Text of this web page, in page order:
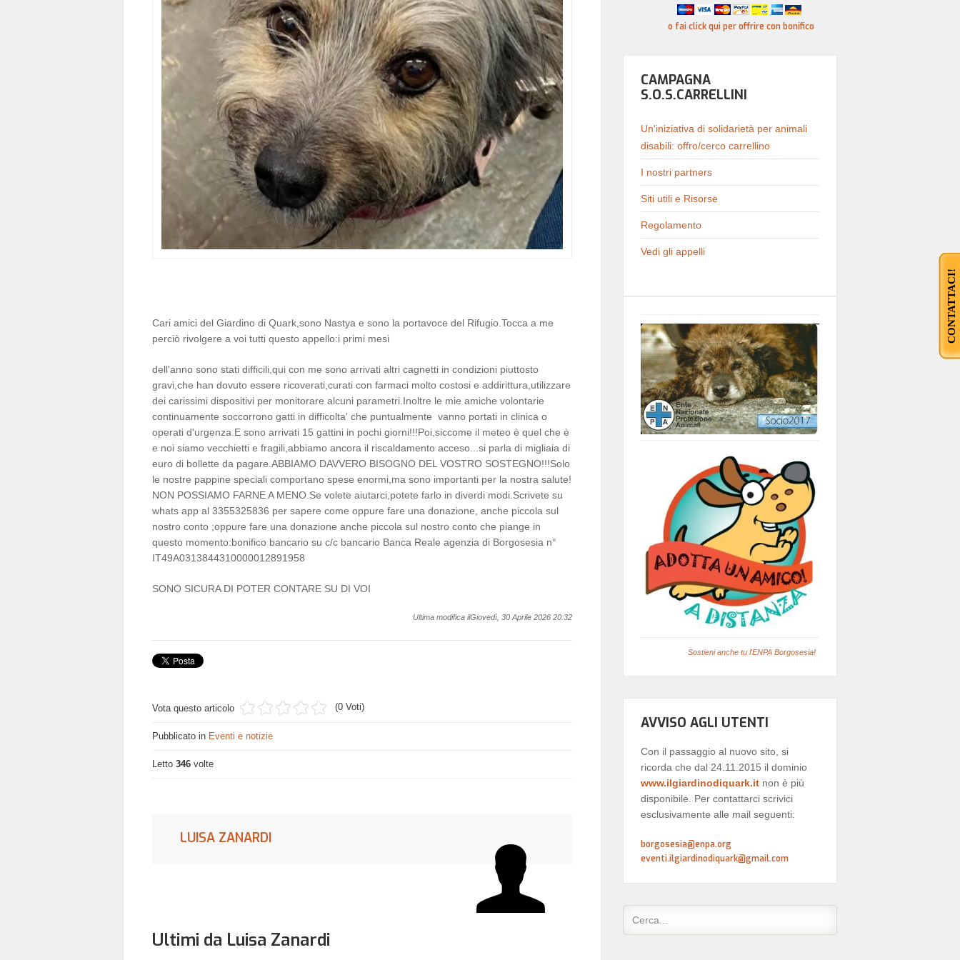
Cari amici del Giardino di Quark,sono Nastya e sono la portavoce del Rifugio.Tocca a me
perciò rivolgere a voi tutti questo appello:i primi mesi
dell'anno sono stati difficili,qui con me sono arrivati altri cagnetti in condizioni piuttosto
gravi,che han dovuto essere ricoverati,curati con farmaci molto costosi e addirittura,utilizzare
dei carissimi dispositivi per monitorare alcuni parametri.Inoltre le mie amiche volontarie
continuamente soccorrono gatti in difficolta' che puntualmente vanno portati in clinica o
operati d'urgenza.E sono arrivati 15 gattini in pochi giorni!!!Poi,siccome il meteo è quel che è
e noi siamo vecchietti e fragili,abbiamo ancora il riscaldamento acceso...si parla di migliaia di
euro di bollette da pagare.ABBIAMO DAVVERO BISOGNO DEL VOSTRO SOSTEGNO!!!Solo
le nostre pappine speciali comportano spese enormi,ma sono importanti per la nostra salute!
NON POSSIAMO FARNE A MENO.Se volete aiutarci,potete farlo in diverdi modi.Scrivete su
whats app al 3355325836 per sapere come oppure fare una donazione, anche piccola sul
nostro conto ;oppure fare una donazione anche piccola sul nostro conto che piange in
questo momento:bonifico bancario su c/c bancario Banca Reale agenzia di Borgosesia n°
IT49A0313844310000012891958
SONO SICURA DI POTER CONTARE SU DI VOI
Ultima modifica ilGiovedì, 30 Aprile 2026 20:32
Vota questo articolo (0 Voti)
Pubblicato in Eventi e notizie
Letto 346 volte
LUISA ZANARDI
Ultimi da Luisa Zanardi
o fai click qui per offrire con bonifico
CAMPAGNA
S.O.S.CARRELLINI
Un'iniziativa di solidarietà per animali
disabili: offro/cerco carrellino
I nostri partners
Siti utili e Risorse
Regolamento
Vedi gli appelli
Sostieni anche tu l'ENPA Borgosesia!
AVVISO AGLI UTENTI
Con il passaggio al nuovo sito, si
ricorda che dal 24.11.2015 il dominio
www.ilgiardinodiquark.it non è più
disponibile. Per contattarci scrivici
esclusivamente alle mail seguenti:
borgosesia@enpa.org
eventi.ilgiardinodiquark@gmail.com
CONTATTACI!